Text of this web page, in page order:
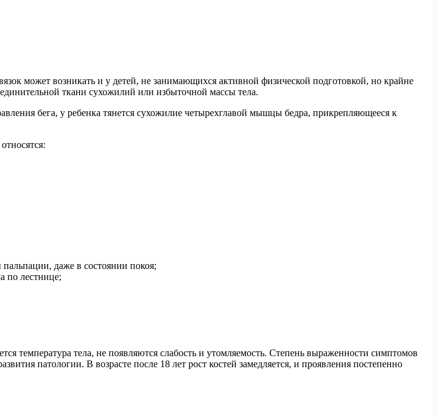
может возникать и у детей, не занимающихся активной физической подготовкой, но крайне
ткани сухожилий или избыточной массы тела.
бега, у ребенка тянется сухожилие четырехглавой мышцы бедра, прикрепляющееся к
даже в состоянии покоя;
по лестнице;
температура тела, не появляются слабость и утомляемость. Степень выраженности симптомов
патологии. В возрасте после 18 лет рост костей замедляется, и проявления постепенно